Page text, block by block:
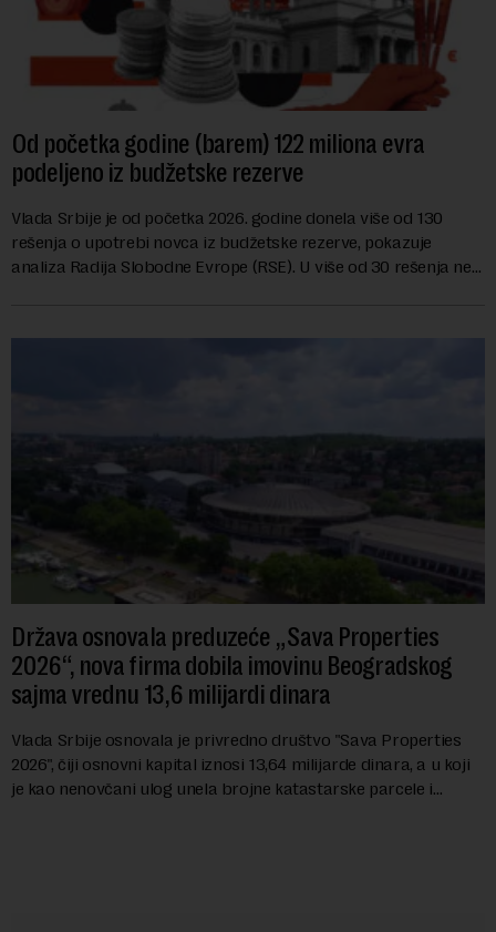
Od početka godine (barem) 122 miliona evra
podeljeno iz budžetske rezerve
Vlada Srbije je od početka 2026. godine donela više od 130
rešenja o upotrebi novca iz budžetske rezerve, pokazuje
analiza Radija Slobodne Evrope (RSE). U više od 30 rešenja ne
Država osnovala preduzeće „Sava Properties
2026“, nova firma dobila imovinu Beogradskog
sajma vrednu 13,6 milijardi dinara
Vlada Srbije osnovala je privredno društvo "Sava Properties
2026", čiji osnovni kapital iznosi 13,64 milijarde dinara, a u koji
je kao nenovčani ulog unela brojne katastarske parcele i